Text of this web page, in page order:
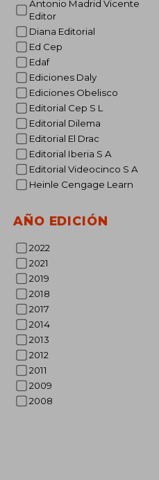
Antonio Madrid Vicente
Editor
Diana Editorial
Ed Cep
Edaf
Ediciones Daly
Ediciones Obelisco
Editorial Cep S L
Editorial Dilema
Editorial El Drac
Editorial Iberia S A
Editorial Videocinco S A
Heinle Cengage Learn
AÑO EDICIÓN
2022
2021
2019
2018
2017
2014
2013
2012
2011
2009
2008